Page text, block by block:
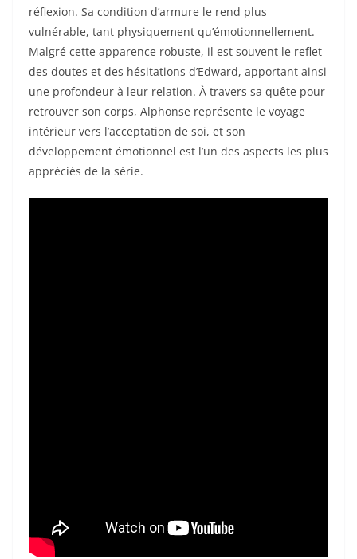
réflexion. Sa condition d’armure le rend plus
vulnérable, tant physiquement qu’émotionnellement.
Malgré cette apparence robuste, il est souvent le reflet
des doutes et des hésitations d’Edward, apportant ainsi
une profondeur à leur relation. À travers sa quête pour
retrouver son corps, Alphonse représente le voyage
intérieur vers l’acceptation de soi, et son
développement émotionnel est l’un des aspects les plus
appréciés de la série.